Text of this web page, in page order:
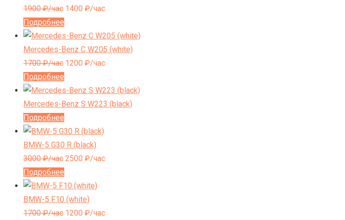
1900₽/час 1400 ₽/час
Подробнее
Mercedes-Benz C W205 (white)
1700₽/час 1200 ₽/час
Подробнее
Mercedes-Benz S W223 (black)
Подробнее
BMW-5 G30 R (black)
3000₽/час 2500 ₽/час
Подробнее
BMW-5 F10 (white)
1700₽/час 1200 ₽/час